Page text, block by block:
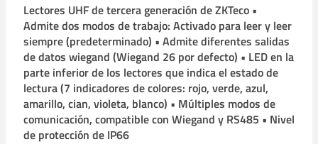
Lectores UHF de tercera generación de ZKTeco •
Admite dos modos de trabajo: Activado para leer y leer
siempre (predeterminado) • Admite diferentes salidas
de datos wiegand (Wiegand 26 por defecto) • LED en la
parte inferior de los lectores que indica el estado de
lectura (7 indicadores de colores: rojo, verde, azul,
amarillo, cian, violeta, blanco) • Múltiples modos de
comunicación, compatible con Wiegand y RS485 • Nivel
de protección de IP66